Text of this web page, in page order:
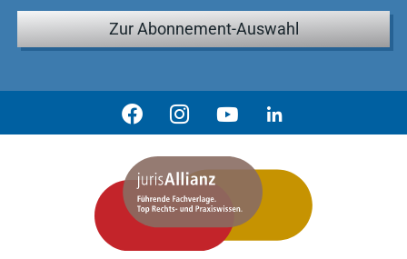
Zur Abonnement-Auswahl